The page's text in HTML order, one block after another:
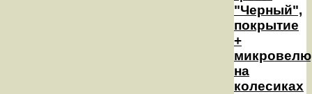
"Черный",
покрытие
+
на
колесиках